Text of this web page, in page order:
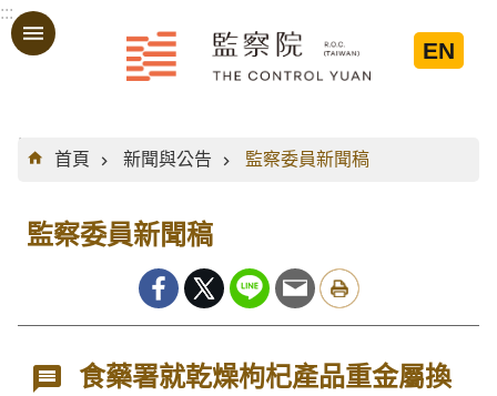
跳到主要內容區塊
:::
EN
:::
首頁
新聞與公告 監察委員新聞稿
監察委員新聞稿
食藥署就乾燥枸杞產品重金屬換